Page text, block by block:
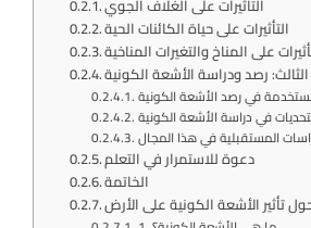
التأثيرات على الغلاف الجوي
التأثيرات على حياة الكائنات الحية
على المناخ والتغيرات المناخية
رصد ودراسة الأشعة الكونية
في رصد الأشعة الكونية
في دراسة الأشعة الكونية
المستقبلية في هذا المجال
دعوة للاستمرار في التعلم
الخاتمة
تأثير الأشعة الكونية على الأرض